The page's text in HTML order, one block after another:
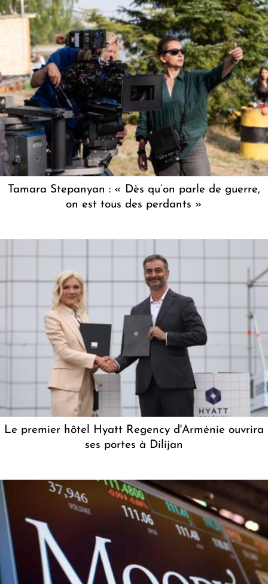
Tamara Stepanyan : « Dès qu’on parle de guerre,
on est tous des perdants »
Le premier hôtel Hyatt Regency d'Arménie ouvrira
ses portes à Dilijan